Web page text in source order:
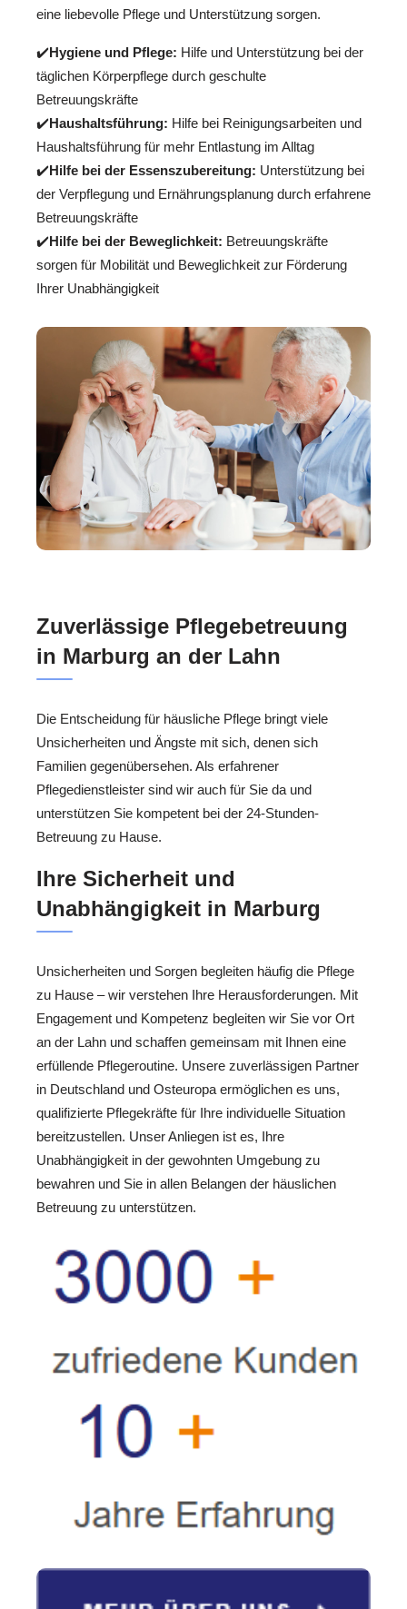
eine liebevolle Pflege und Unterstützung sorgen.
✔️Hygiene und Pflege: Hilfe und Unterstützung bei der
täglichen Körperpflege durch geschulte
Betreuungskräfte
✔️Haushaltsführung: Hilfe bei Reinigungsarbeiten und
Haushaltsführung für mehr Entlastung im Alltag
✔️Hilfe bei der Essenszubereitung: Unterstützung bei
der Verpflegung und Ernährungsplanung durch erfahrene
Betreuungskräfte
✔️Hilfe bei der Beweglichkeit: Betreuungskräfte
sorgen für Mobilität und Beweglichkeit zur Förderung
Ihrer Unabhängigkeit
Zuverlässige Pflegebetreuung
in Marburg an der Lahn
Die Entscheidung für häusliche Pflege bringt viele
Unsicherheiten und Ängste mit sich, denen sich
Familien gegenübersehen. Als erfahrener
Pflegedienstleister sind wir auch für Sie da und
unterstützen Sie kompetent bei der 24-Stunden-
Betreuung zu Hause.
Ihre Sicherheit und
Unabhängigkeit in Marburg
Unsicherheiten und Sorgen begleiten häufig die Pflege
zu Hause – wir verstehen Ihre Herausforderungen. Mit
Engagement und Kompetenz begleiten wir Sie vor Ort
an der Lahn und schaffen gemeinsam mit Ihnen eine
erfüllende Pflegeroutine. Unsere zuverlässigen Partner
in Deutschland und Osteuropa ermöglichen es uns,
qualifizierte Pflegekräfte für Ihre individuelle Situation
bereitzustellen. Unser Anliegen ist es, Ihre
Unabhängigkeit in der gewohnten Umgebung zu
bewahren und Sie in allen Belangen der häuslichen
Betreuung zu unterstützen.